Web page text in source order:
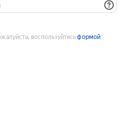
воспользуйтесьформой